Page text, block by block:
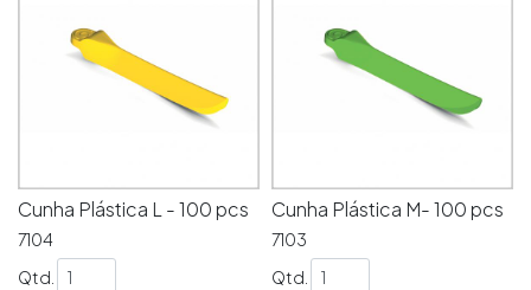
Cunha Plástica L - 100 pcs
7104
Qtd.
Cunha Plástica M- 100 pcs
7103
Qtd.